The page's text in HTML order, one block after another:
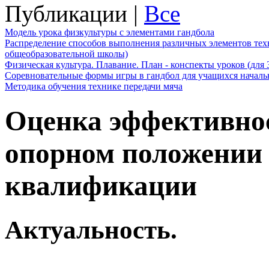
Публикации | Все
Модель урока физкультуры с элементами гандбола
Распределение способов выполнения различных элементов
общеобразовательной школы)
Физическая культура. Плавание. План - конспекты уроков (для
Соревновательные формы игры в гандбол для учащихся
Методика обучения технике передачи мяча
Оценка
опорном положении
квалификации
Актуальность.